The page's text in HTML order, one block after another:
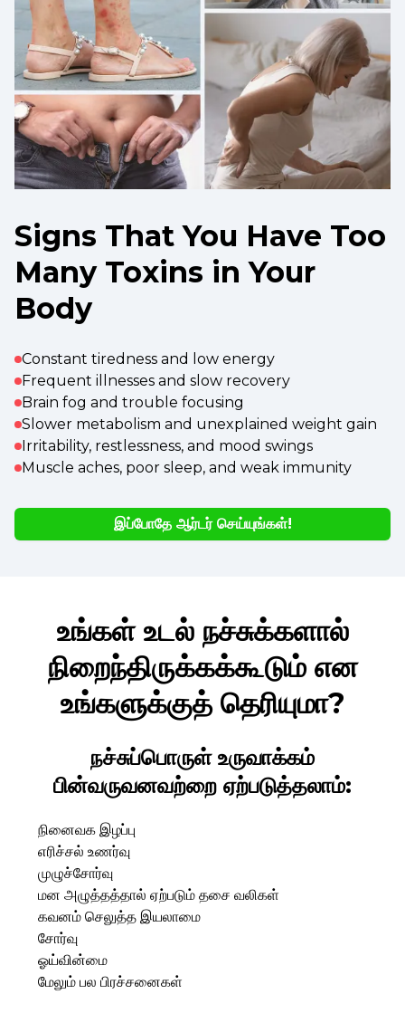
Signs That You Have Too
Many Toxins in Your
Body
Constant tiredness and low energy
Frequent illnesses and slow recovery
Brain fog and trouble focusing
Slower metabolism and unexplained weight gain
Irritability, restlessness, and mood swings
Muscle aches, poor sleep, and weak immunity
இப்போதே ஆர்டர் செய்யுங்கள்!
உங்கள் உடல் நச்சுக்களால்
நிறைந்திருக்கக்கூடும் என
உங்களுக்குத் தெரியுமா?
நச்சுப்பொருள் உருவாக்கம்
பின்வருவனவற்றை ஏற்படுத்தலாம்:
நினைவக இழப்பு
எரிச்சல் உணர்வு
முழுச்சோர்வு
மன அழுத்தத்தால் ஏற்படும் தசை வலிகள்
கவனம் செலுத்த இயலாமை
சோர்வு
ஓய்வின்மை
மேலும் பல பிரச்சனைகள்